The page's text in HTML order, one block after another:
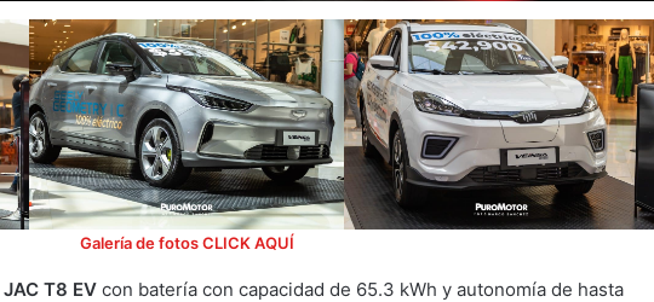
Galería de fotos CLICK AQUÍ
JAC T8 EV con batería con capacidad de 65.3 kWh y autonomía de hasta